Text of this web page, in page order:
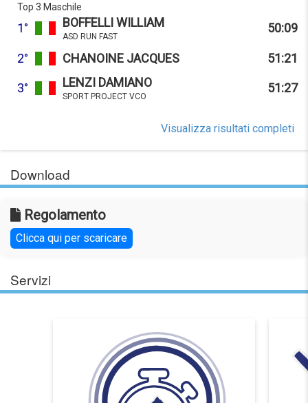
Top 3 Maschile
1° BOFFELLI WILLIAM
ASD RUN FAST
50:09
2° CHANOINE JACQUES 51:21
3° LENZI DAMIANO
SPORT PROJECT VCO
51:27
Visualizza risultati completi
Download
Regolamento
Clicca qui per scaricare
Servizi